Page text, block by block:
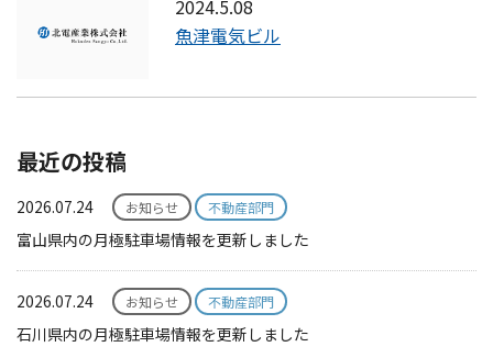
2024.5.08
魚津電気ビル
最近の投稿
2026.07.24 お知らせ 不動産部門
富山県内の月極駐車場情報を更新しました
2026.07.24 お知らせ 不動産部門
石川県内の月極駐車場情報を更新しました